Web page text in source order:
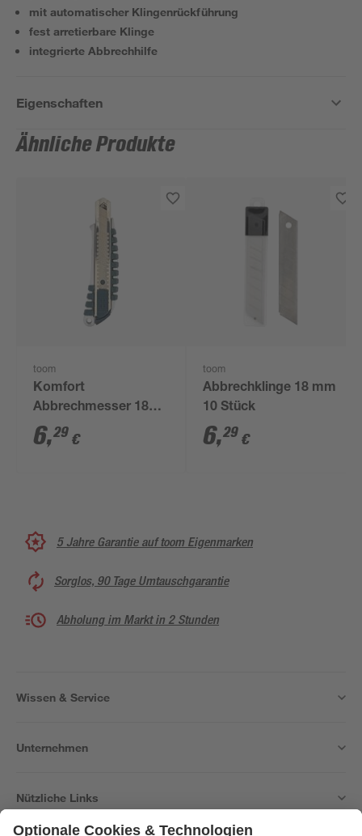
mit automatischer Klingenrückführung
fest arretierbare Klinge
integrierte Abbrechhilfe
Eigenschaften
Ähnliche Produkte
toom
Komfort
Abbrechmesser 18
mm
6,29 €
toom
Abbrechklinge 18 mm
10 Stück
6,29 €
5 Jahre Garantie auf toom Eigenmarken
Sorglos, 90 Tage Umtauschgarantie
Abholung im Markt in 2 Stunden
Wissen & Service
Unternehmen
Nützliche Links